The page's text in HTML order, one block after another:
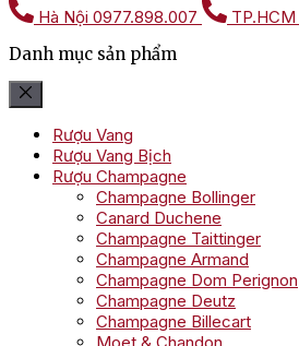
Hà Nội 0977.898.007 TP.HCM
Danh mục sản phẩm
Rượu Vang
Rượu Vang Bịch
Rượu Champagne
Champagne Bollinger
Canard Duchene
Champagne Taittinger
Champagne Armand
Champagne Dom Perignon
Champagne Deutz
Champagne Billecart